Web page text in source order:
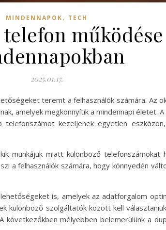
MINDENNAPOK, TECH
2025.01.17.
teremt a felhasználók számára. Az
amelyek megkönnyítik a mindennapi életet.
kezeljenek egyetlen
munkájuk miatt különböző telefonszámokat
a felhasználók számára, hogy könnyedén
is, amelyek az adatforgalom
különböző szolgáltatók között kell
mélyebben belemerülünk a